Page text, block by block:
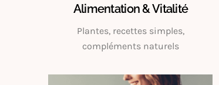
Alimentation & Vitalité
Plantes, recettes simples,
compléments naturels